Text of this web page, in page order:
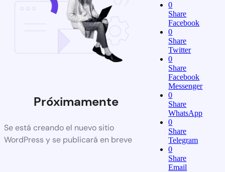
Próximamente
Se está creando el nuevo sitio
WordPress y se publicará en breve
0
Share
Facebook
0
Share
Twitter
0
Share
Facebook
Messenger
0
Share
WhatsApp
0
Share
Telegram
0
Share
Email